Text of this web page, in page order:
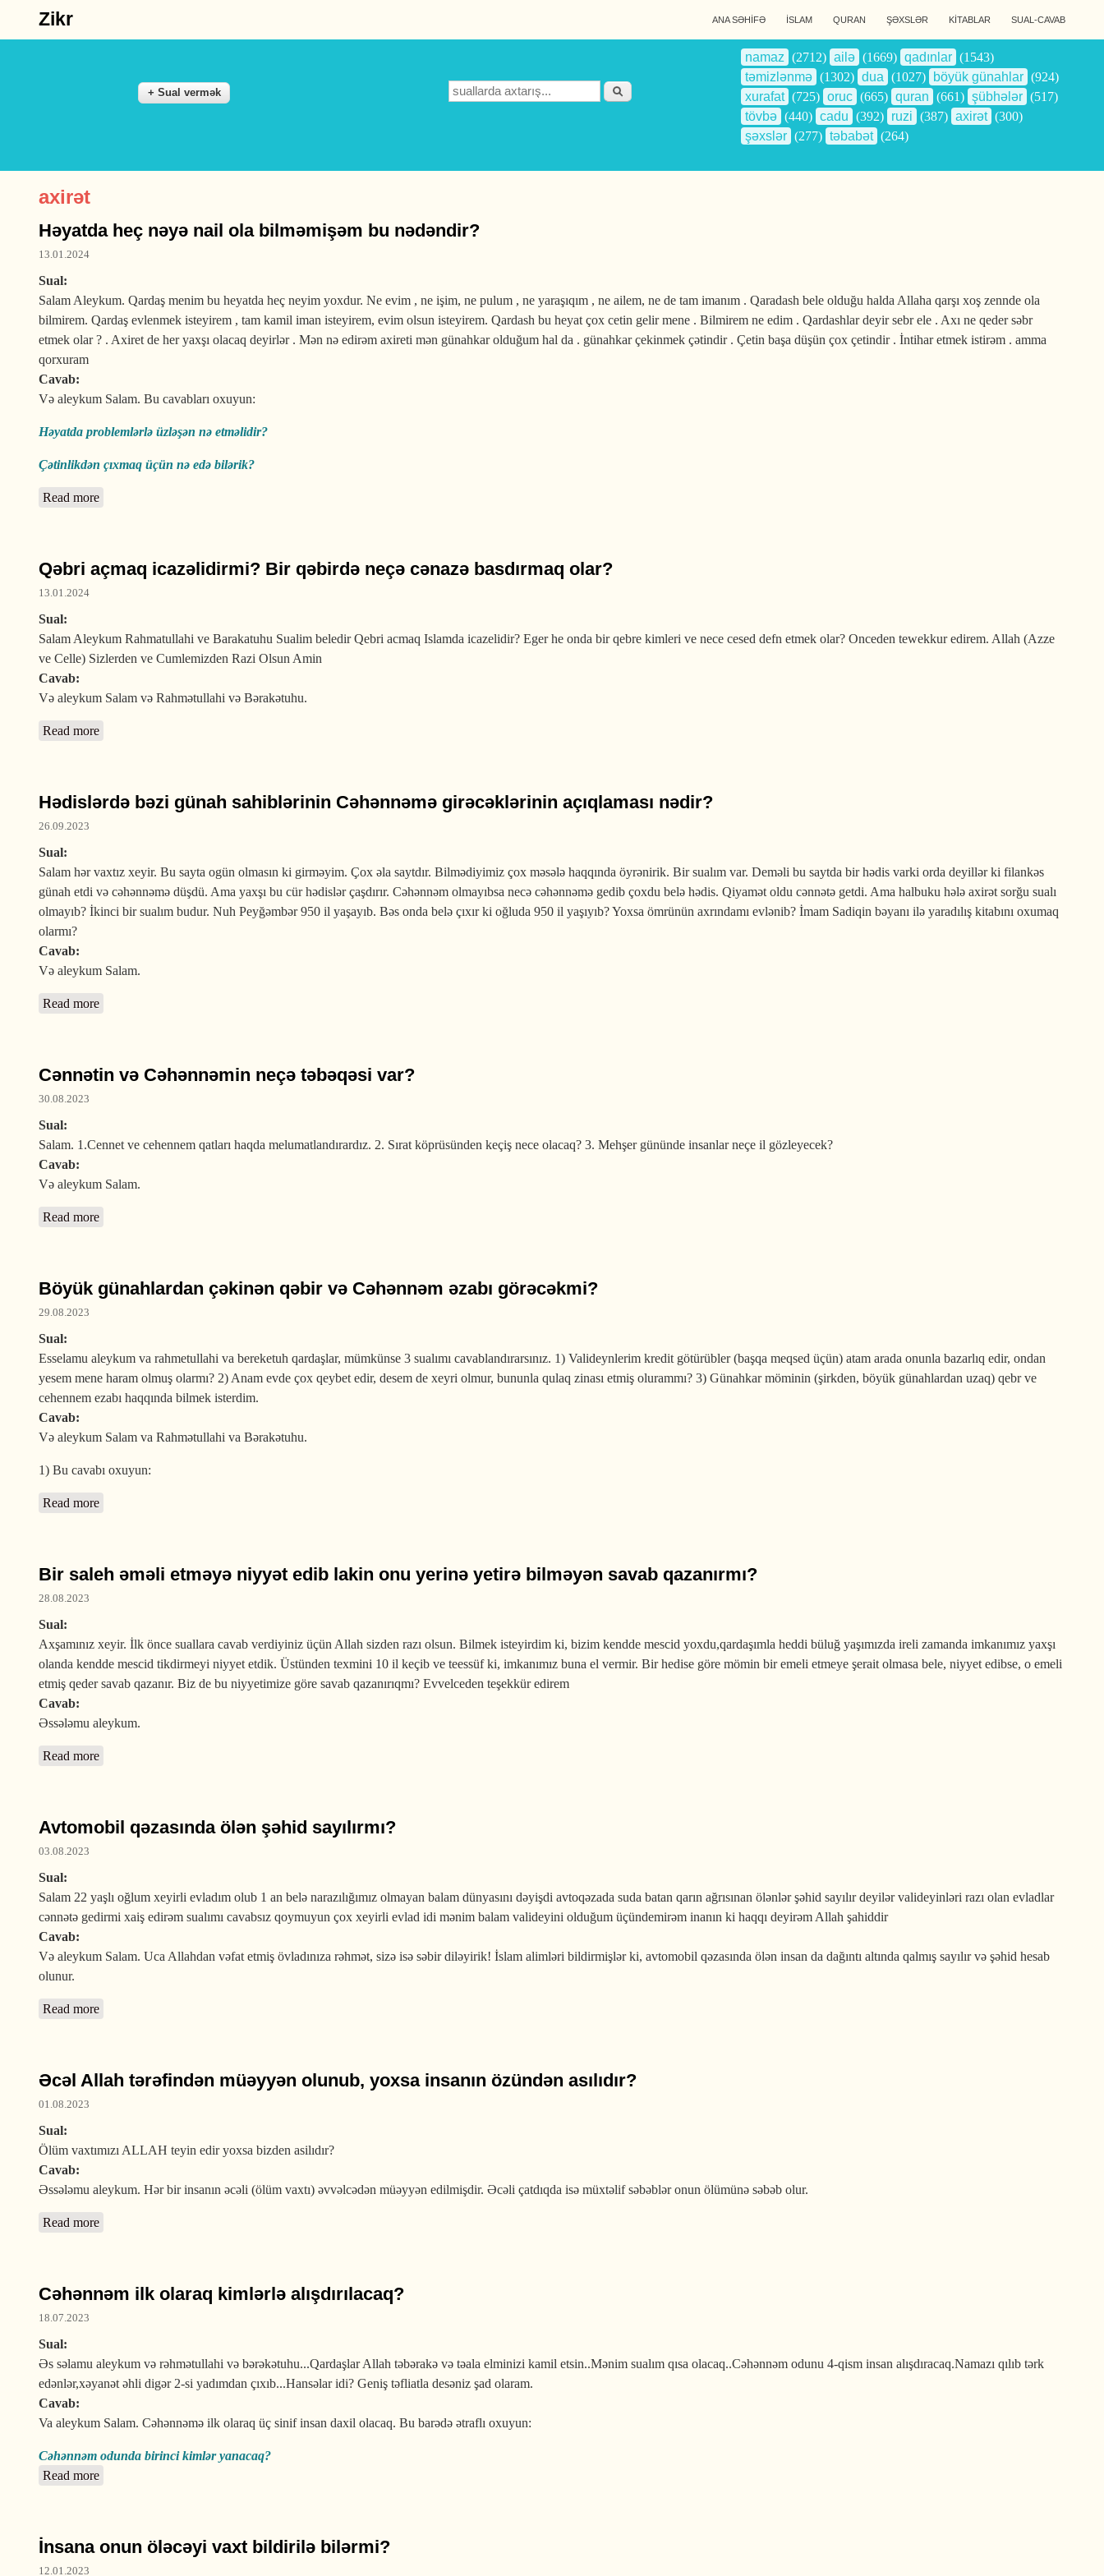
Zikr ANA SƏHİFƏ İSLAM QURAN ŞƏXSLƏR KİTABLAR SUAL-CAVAB
Search form
Axtarış
namaz (2712) ailə (1669) qadınlar (1543)
təmizlənmə (1302) dua (1027) böyük günahlar (924)
xurafat (725) oruc (665) quran (661) şübhələr (517)
tövbə (440) cadu (392) ruzi (387) axirət (300)
şəxslər (277) təbabət (264)
axirət
Həyatda heç nəyə nail ola bilməmişəm bu nədəndir?
13.01.2024
Sual:
Salam Aleykum. Qardaş menim bu heyatda heç neyim yoxdur. Ne evim , ne işim, ne pulum , ne yaraşıqım , ne ailem, ne de tam imanım . Qaradash bele olduğu halda Allaha qarşı xoş zennde ola
bilmirem. Qardaş evlenmek isteyirem , tam kamil iman isteyirem, evim olsun isteyirem. Qardash bu heyat çox cetin gelir mene . Bilmirem ne edim . Qardashlar deyir sebr ele . Axı ne qeder səbr
etmek olar ? . Axiret de her yaxşı olacaq deyirlər . Mən nə edirəm axireti mən günahkar olduğum hal da . günahkar çekinmek çətindir . Çetin başa düşün çox çetindir . İntihar etmek istirəm . amma
qorxuram
Cavab:
Və aleykum Salam. Bu cavabları oxuyun:
Həyatda problemlərlə üzləşən nə etməlidir?
Çətinlikdən çıxmaq üçün nə edə bilərik?
Read more
Qəbri açmaq icazəlidirmi? Bir qəbirdə neçə cənazə basdırmaq olar?
13.01.2024
Sual:
Salam Aleykum Rahmatullahi ve Barakatuhu Sualim beledir Qebri acmaq Islamda icazelidir? Eger he onda bir qebre kimleri ve nece cesed defn etmek olar? Onceden tewekkur edirem. Allah (Azze
ve Celle) Sizlerden ve Cumlemizden Razi Olsun Amin
Cavab:
Və aleykum Salam və Rahmətullahi və Bərakətuhu.
Read more
Hədislərdə bəzi günah sahiblərinin Cəhənnəmə girəcəklərinin açıqlaması nədir?
26.09.2023
Sual:
Salam hər vaxtız xeyir. Bu sayta ogün olmasın ki girməyim. Çox əla saytdır. Bilmədiyimiz çox məsələ haqqında öyrənirik. Bir sualım var. Deməli bu saytda bir hədis varki orda deyillər ki filankəs
günah etdi və cəhənnəmə düşdü. Ama yaxşı bu cür hədislər çaşdırır. Cəhənnəm olmayıbsa necə cəhənnəmə gedib çoxdu belə hədis. Qiyamət oldu cənnətə getdi. Ama halbuku hələ axirət sorğu sualı
olmayıb? İkinci bir sualım budur. Nuh Peyğəmbər 950 il yaşayıb. Bəs onda belə çıxır ki oğluda 950 il yaşıyıb? Yoxsa ömrünün axrındamı evlənib? İmam Sadiqin bəyanı ilə yaradılış kitabını oxumaq
olarmı?
Cavab:
Və aleykum Salam.
Read more
Cənnətin və Cəhənnəmin neçə təbəqəsi var?
30.08.2023
Sual:
Salam. 1.Cennet ve cehennem qatları haqda melumatlandırardız. 2. Sırat köprüsünden keçiş nece olacaq? 3. Mehşer gününde insanlar neçe il gözleyecek?
Cavab:
Və aleykum Salam.
Read more
Böyük günahlardan çəkinən qəbir və Cəhənnəm əzabı görəcəkmi?
29.08.2023
Sual:
Esselamu aleykum va rahmetullahi va bereketuh qardaşlar, mümkünse 3 sualımı cavablandırarsınız. 1) Valideynlerim kredit götürübler (başqa meqsed üçün) atam arada onunla bazarlıq edir, ondan
yesem mene haram olmuş olarmı? 2) Anam evde çox qeybet edir, desem de xeyri olmur, bununla qulaq zinası etmiş olurammı? 3) Günahkar möminin (şirkden, böyük günahlardan uzaq) qebr ve
cehennem ezabı haqqında bilmek isterdim.
Cavab:
Və aleykum Salam va Rahmətullahi va Bərakətuhu.
1) Bu cavabı oxuyun:
Read more
Bir saleh əməli etməyə niyyət edib lakin onu yerinə yetirə bilməyən savab qazanırmı?
28.08.2023
Sual:
Axşamınız xeyir. İlk önce suallara cavab verdiyiniz üçün Allah sizden razı olsun. Bilmek isteyirdim ki, bizim kendde mescid yoxdu,qardaşımla heddi büluğ yaşımızda ireli zamanda imkanımız yaxşı
olanda kendde mescid tikdirmeyi niyyet etdik. Üstünden texmini 10 il keçib ve teessüf ki, imkanımız buna el vermir. Bir hedise göre mömin bir emeli etmeye şerait olmasa bele, niyyet edibse, o emeli
etmiş qeder savab qazanır. Biz de bu niyyetimize göre savab qazanırıqmı? Evvelceden teşekkür edirem
Cavab:
Əssələmu aleykum.
Read more
Avtomobil qəzasında ölən şəhid sayılırmı?
03.08.2023
Sual:
Salam 22 yaşlı oğlum xeyirli evladım olub 1 an belə narazılığımız olmayan balam dünyasını dəyişdi avtoqəzada suda batan qarın ağrısınan ölənlər şəhid sayılır deyilər valideyinləri razı olan evladlar
cənnətə gedirmi xaiş edirəm sualımı cavabsız qoymuyun çox xeyirli evlad idi mənim balam valideyini olduğum üçündemirəm inanın ki haqqı deyirəm Allah şahiddir
Cavab:
Və aleykum Salam. Uca Allahdan vəfat etmiş övladınıza rəhmət, sizə isə səbir diləyirik! İslam alimləri bildirmişlər ki, avtomobil qəzasında ölən insan da dağıntı altında qalmış sayılır və şəhid hesab
olunur.
Read more
Əcəl Allah tərəfindən müəyyən olunub, yoxsa insanın özündən asılıdır?
01.08.2023
Sual:
Ölüm vaxtımızı ALLAH teyin edir yoxsa bizden asilıdır?
Cavab:
Əssələmu aleykum. Hər bir insanın əcəli (ölüm vaxtı) əvvəlcədən müəyyən edilmişdir. Əcəli çatdıqda isə müxtəlif səbəblər onun ölümünə səbəb olur.
Read more
Cəhənnəm ilk olaraq kimlərlə alışdırılacaq?
18.07.2023
Sual:
Əs səlamu aleykum və rəhmətullahi və bərəkətuhu...Qardaşlar Allah təbərakə və təala elminizi kamil etsin..Mənim sualım qısa olacaq..Cəhənnəm odunu 4-qism insan alışdıracaq.Namazı qılıb tərk
edənlər,xəyanət əhli digər 2-si yadımdan çıxıb...Hansəlar idi? Geniş təfliatla desəniz şad olaram.
Cavab:
Va aleykum Salam. Cəhənnəmə ilk olaraq üç sinif insan daxil olacaq. Bu barədə ətraflı oxuyun:
Cəhənnəm odunda birinci kimlər yanacaq?
Read more
İnsana onun öləcəyi vaxt bildirilə bilərmi?
12.01.2023